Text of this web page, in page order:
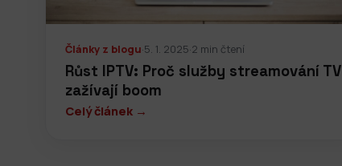
Články z blogu·5. 1. 2025·2 min čtení
Růst IPTV: Proč služby streamování TV
zažívají boom
Celý článek →